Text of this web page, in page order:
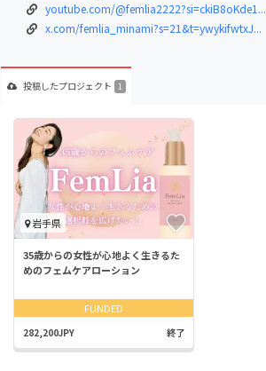
youtube.com/@femlia2222?si=ckiB8oKde1...
x.com/femlia_minami?s=21&t=ywykifwtxJ...
投稿したプロジェクト 1
岩手県
35歳からの女性が心地よく生きるた
めのフェムケアローション
FUNDED
282,200JPY 終了